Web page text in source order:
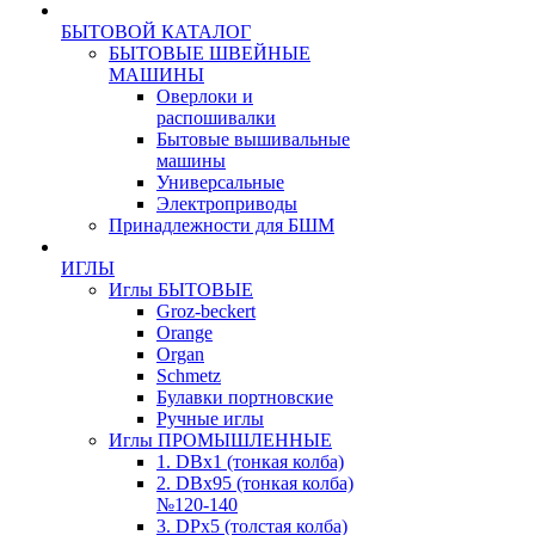
БЫТОВОЙ КАТАЛОГ
БЫТОВЫЕ ШВЕЙНЫЕ
МАШИНЫ
Оверлоки и
распошивалки
Бытовые вышивальные
машины
Универсальные
Электроприводы
Принадлежности для БШМ
ИГЛЫ
Иглы БЫТОВЫЕ
Groz-beckert
Orange
Organ
Schmetz
Булавки портновские
Ручные иглы
Иглы ПРОМЫШЛЕННЫЕ
1. DBx1 (тонкая колба)
2. DBx95 (тонкая колба)
№120-140
3. DPx5 (толстая колба)